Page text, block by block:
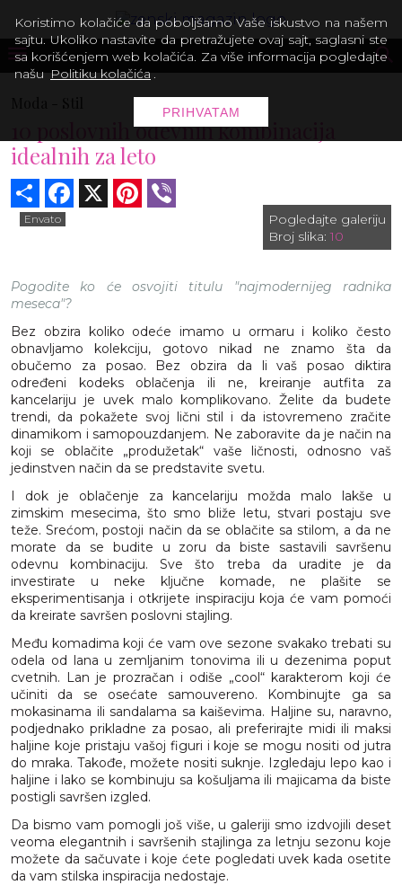
10 poslovnih odevnih kombinacija
idealnih za leto
Share Facebook Pinterest
Envato
Pogledajte galeriju
Broj slika:10
Pogodite ko će osvojiti titulu "najmodernijeg radnika
meseca"?
Bez obzira koliko odeće imamo u ormaru i koliko često
obnavljamo kolekciju, gotovo nikad ne znamo šta da
obučemo za posao. Bez obzira da li vaš posao diktira
određeni kodeks oblačenja ili ne, kreiranje autfita za
kancelariju je uvek malo komplikovano. Želite da budete
trendi, da pokažete svoj lični stil i da istovremeno zračite
dinamikom i samopouzdanjem. Ne zaboravite da je način na
koji se oblačite „produžetak“ vaše ličnosti, odnosno vaš
jedinstven način da se predstavite svetu.
I dok je oblačenje za kancelariju možda malo lakše u
zimskim mesecima, što smo bliže letu, stvari postaju sve
teže. Srećom, postoji način da se oblačite sa stilom, a da ne
morate da se budite u zoru da biste sastavili savršenu
odevnu kombinaciju. Sve što treba da uradite je da
investirate u neke ključne komade, ne plašite se
eksperimentisanja i otkrijete inspiraciju koja će vam pomoći
da kreirate savršen poslovni stajling.
Među komadima koji će vam ove sezone svakako trebati su
odela od lana u zemljanim tonovima ili u dezenima poput
cvetnih. Lan je prozračan i odiše „cool“ karakterom koji će
učiniti da se osećate samouvereno. Kombinujte ga sa
mokasinama ili sandalama sa kaiševima. Haljine su, naravno,
podjednako prikladne za posao, ali preferirajte midi ili maksi
haljine koje pristaju vašoj figuri i koje se mogu nositi od jutra
do mraka. Takođe, možete nositi suknje. Izgledaju lepo kao i
haljine i lako se kombinuju sa košuljama ili majicama da biste
postigli savršen izgled.
Da bismo vam pomogli još više, u galeriji smo izdvojili deset
veoma elegantnih i savršenih stajlinga za letnju sezonu koje
možete da sačuvate i koje ćete pogledati uvek kada osetite
da vam stilska inspiracija nedostaje.
Koristimo kolačiće da poboljšamo Vaše iskustvo na našem
sajtu. Ukoliko nastavite da pretražujete ovaj sajt, saglasni ste
sa korišćenjem web kolačića. Za više informacija pogledajte
našu Politiku kolačića .
PRIHVATAM